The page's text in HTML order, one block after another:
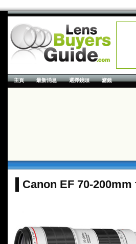
主頁 最新消息 選擇鏡頭 濾鏡
Canon EF 70-200mm